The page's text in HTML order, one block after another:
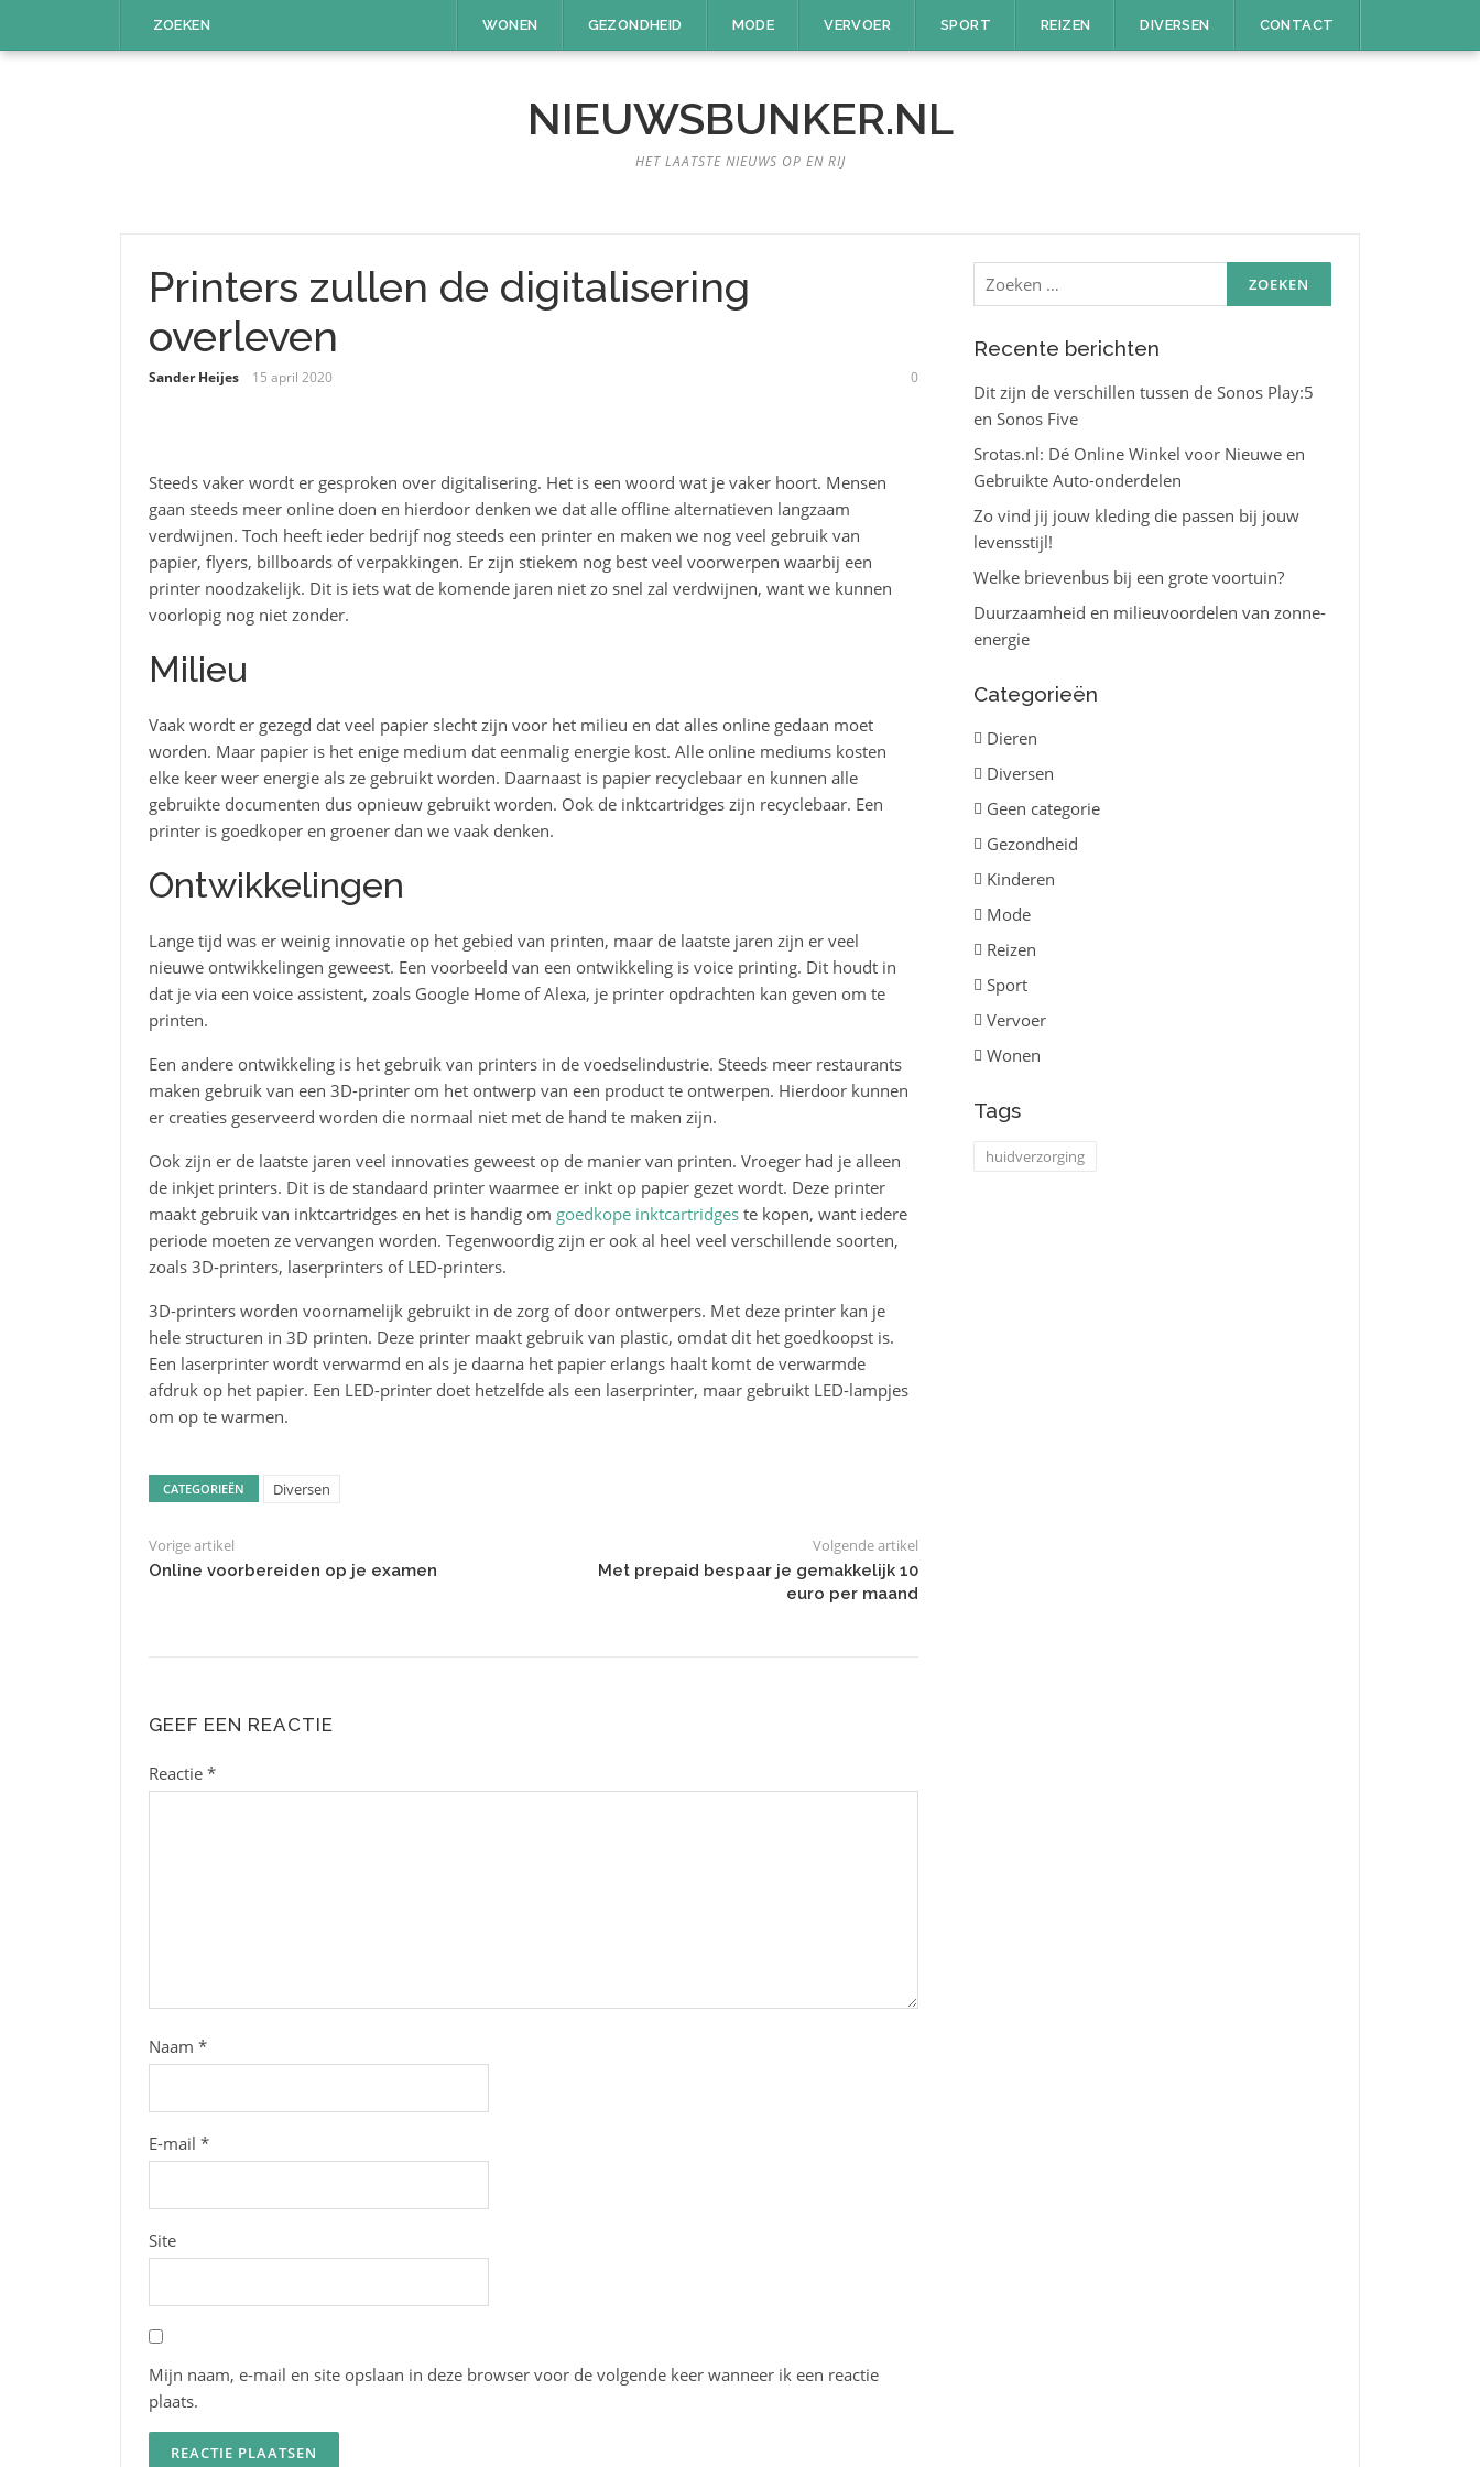
WONEN GEZONDHEID MODE VERVOER SPORT REIZEN DIVERSEN CONTACT
ZOEKEN
NIEUWSBUNKER.NL
HET LAATSTE NIEUWS OP EN RIJ
Printers zullen de digitalisering
overleven
Sander Heijes 15 april 2020 0
Steeds vaker wordt er gesproken over digitalisering. Het is een woord wat je vaker hoort. Mensen
gaan steeds meer online doen en hierdoor denken we dat alle offline alternatieven langzaam
verdwijnen. Toch heeft ieder bedrijf nog steeds een printer en maken we nog veel gebruik van
papier, flyers, billboards of verpakkingen. Er zijn stiekem nog best veel voorwerpen waarbij een
printer noodzakelijk. Dit is iets wat de komende jaren niet zo snel zal verdwijnen, want we kunnen
voorlopig nog niet zonder.
Milieu
Vaak wordt er gezegd dat veel papier slecht zijn voor het milieu en dat alles online gedaan moet
worden. Maar papier is het enige medium dat eenmalig energie kost. Alle online mediums kosten
elke keer weer energie als ze gebruikt worden. Daarnaast is papier recyclebaar en kunnen alle
gebruikte documenten dus opnieuw gebruikt worden. Ook de inktcartridges zijn recyclebaar. Een
printer is goedkoper en groener dan we vaak denken.
Ontwikkelingen
Lange tijd was er weinig innovatie op het gebied van printen, maar de laatste jaren zijn er veel
nieuwe ontwikkelingen geweest. Een voorbeeld van een ontwikkeling is voice printing. Dit houdt in
dat je via een voice assistent, zoals Google Home of Alexa, je printer opdrachten kan geven om te
printen.
Een andere ontwikkeling is het gebruik van printers in de voedselindustrie. Steeds meer restaurants
maken gebruik van een 3D-printer om het ontwerp van een product te ontwerpen. Hierdoor kunnen
er creaties geserveerd worden die normaal niet met de hand te maken zijn.
Ook zijn er de laatste jaren veel innovaties geweest op de manier van printen. Vroeger had je alleen
de inkjet printers. Dit is de standaard printer waarmee er inkt op papier gezet wordt. Deze printer
maakt gebruik van inktcartridges en het is handig om goedkope inktcartridgeste kopen, want iedere
periode moeten ze vervangen worden. Tegenwoordig zijn er ook al heel veel verschillende soorten,
zoals 3D-printers, laserprinters of LED-printers.
3D-printers worden voornamelijk gebruikt in de zorg of door ontwerpers. Met deze printer kan je
hele structuren in 3D printen. Deze printer maakt gebruik van plastic, omdat dit het goedkoopst is.
Een laserprinter wordt verwarmd en als je daarna het papier erlangs haalt komt de verwarmde
afdruk op het papier. Een LED-printer doet hetzelfde als een laserprinter, maar gebruikt LED-lampjes
om op te warmen.
CATEGORIEËN Diversen
Vorige artikel
Online voorbereiden op je examen
Volgende artikel
Met prepaid bespaar je gemakkelijk 10
euro per maand
GEEF EEN REACTIE
Reactie *
Naam *
E-mail *
Site
Mijn naam, e-mail en site opslaan in deze browser voor de volgende keer wanneer ik een reactie
plaats.
Zoeken
naar:
Recente berichten
Dit zijn de verschillen tussen de Sonos Play:5
en Sonos Five
Srotas.nl: Dé Online Winkel voor Nieuwe en
Gebruikte Auto-onderdelen
Zo vind jij jouw kleding die passen bij jouw
levensstijl!
Welke brievenbus bij een grote voortuin?
Duurzaamheid en milieuvoordelen van zonne-
energie
Categorieën
Dieren
Diversen
Geen categorie
Gezondheid
Kinderen
Mode
Reizen
Sport
Vervoer
Wonen
Tags
huidverzorging